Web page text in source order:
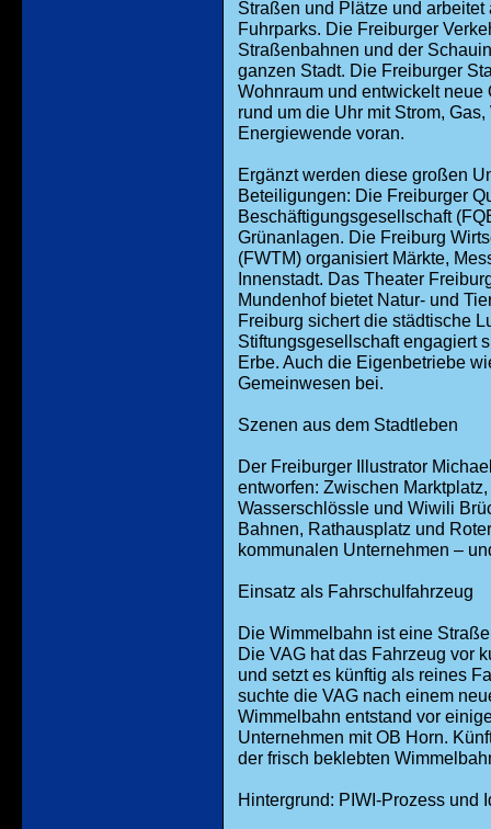
Straßen und Plätze und
Fuhrparks. Die Freiburger
Straßenbahnen und der
ganzen Stadt. Die Freiburger
Wohnraum und entwickelt
rund um die Uhr mit Strom,
Energiewende voran.
Ergänzt werden diese großen
Beteiligungen: Die Freiburger
Beschäftigungsgesellschaft
Grünanlagen. Die Freiburg
(FWTM) organisiert Märkte,
Innenstadt. Das Theater
Mundenhof bietet Natur- und
Freiburg sichert die städtische
Stiftungsgesellschaft engagiert
Erbe. Auch die Eigenbetriebe
Gemeinwesen bei.
Szenen aus dem Stadtleben
Der Freiburger Illustrator
entworfen: Zwischen
Wasserschlössle und Wiwili
Bahnen, Rathausplatz und
kommunalen Unternehmen –
Einsatz als Fahrschulfahrzeug
Die Wimmelbahn ist eine
Die VAG hat das Fahrzeug vor
und setzt es künftig als reines
suchte die VAG nach einem
Wimmelbahn entstand vor
Unternehmen mit OB Horn.
der frisch beklebten
Hintergrund: PIWI-Prozess und